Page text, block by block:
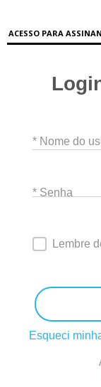
ACESSO PARA
* Nome do
* Senha
Lembre
Esqueci